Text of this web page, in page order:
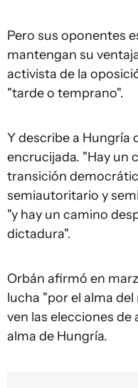
Pero sus oponentes
mantengan su
activista de la
"tarde o temprano".
Y describe a Hungría
encrucijada. "Hay un
transición
semiautoritario y
"y hay un camino
dictadura".
Orbán afirmó en
lucha "por el alma
ven las elecciones
alma de Hungría.